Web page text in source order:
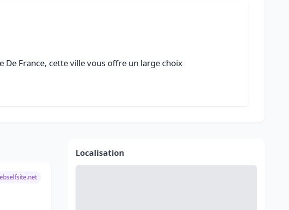
De France, cette ville vous offre un large choix
Localisation